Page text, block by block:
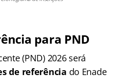
para PND
(PND) 2026 será
de referência do Enade